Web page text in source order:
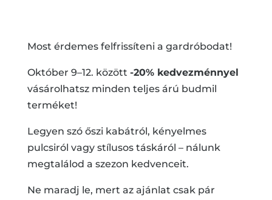
Most érdemes felfrissíteni a gardróbodat!
Október 9–12. között -20% kedvezménnyel
vásárolhatsz minden teljes árú budmil
terméket!
Legyen szó őszi kabátról, kényelmes
pulcsiról vagy stílusos táskáról – nálunk
megtalálod a szezon kedvenceit.
Ne maradj le, mert az ajánlat csak pár